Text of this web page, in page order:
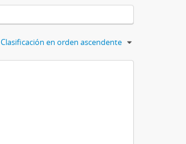
Clasificación en orden ascendente